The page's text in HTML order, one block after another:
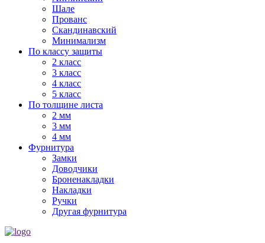
Шале
Прованс
Скандинавский
Минимализм
По классу защиты
2 класс
3 класс
4 класс
5 класс
По толщине листа
2 мм
3 мм
4 мм
Фурнитура
Замки
Доводчики
Броненакладки
Накладки
Ручки
Другая фурнитура